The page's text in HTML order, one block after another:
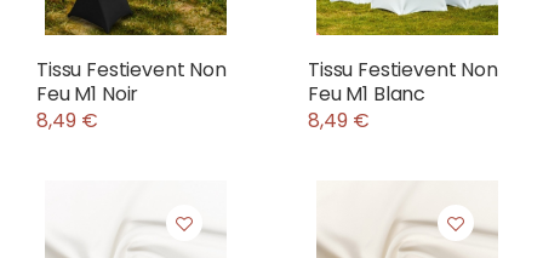
Tissu Festievent Non
Feu M1 Noir
8,49 €
Tissu Festievent Non
Feu M1 Blanc
8,49 €